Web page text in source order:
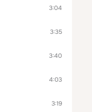
3:04
3:35
3:40
4:03
3:19